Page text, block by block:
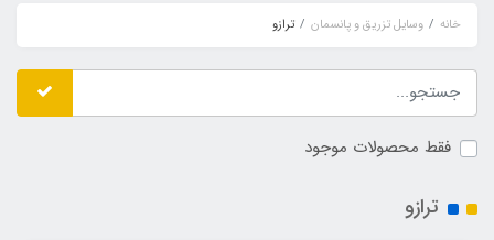
خانه وسایل تزریق و پانسمان ترازو
فقط محصولات موجود
ترازو